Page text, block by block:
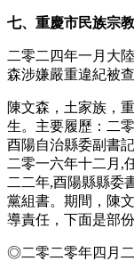
七、重慶市民族宗
二零二四年一月大
森涉嫌嚴重違紀被查
陳文森，土家族，
生。主要履歷：二
酉陽自治縣委副書
二零一六年十二月,
二二年,酉陽縣縣委
黨組書。期間，陳
導責任，下面是部
◎二零二零年四月